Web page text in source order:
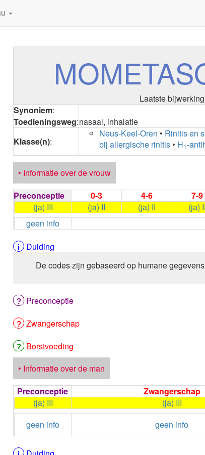
Laatste
Synoniem:
Toedieningsweg:nasaal, inhalatie
Klasse(n):
Neus-Keel-Oren • Rinitis en
bij allergische rinitis • H1-
• Informatie over de vrouw
Preconceptie
0-3 4-6 7-9
(ja) III
(ja) II (ja) II (ja) II
geen info
Duiding
De codes zijn gebaseerd op humane
Preconceptie
Zwangerschap
Borstvoeding
• Informatie over de man
Preconceptie
Zwangerschap
(ja) III
(ja) III
geen info
geen info